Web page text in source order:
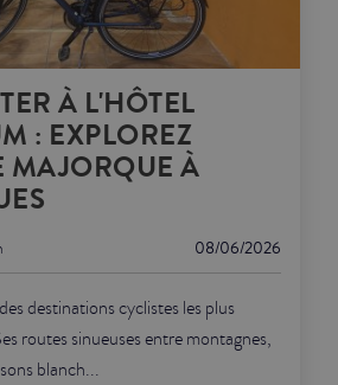
À L'HÔTEL
: EXPLOREZ
MAJORQUE À
08/06/2026
destinations cyclistes les plus
routes sinueuses entre montagnes,
blanch...